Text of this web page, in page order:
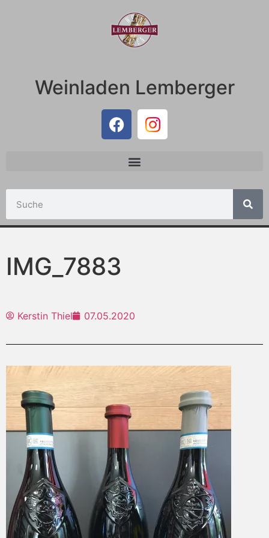
Weinladen Lemberger
IMG_7883
Kerstin Thiel 07.05.2020